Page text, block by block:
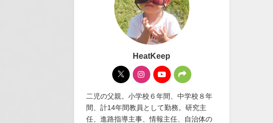
HeatKeep
二児の父親。小学校６年間、中学校８年
間、計14年間教員として勤務。研究主
任、進路指導主事、情報主任、自治体の